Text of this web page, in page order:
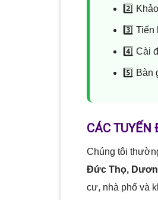
2️⃣
3️⃣
4️⃣ Cài
5️⃣ Bàn
CÁC
Chúng tôi
Đức Thọ,
cư, nhà phố và